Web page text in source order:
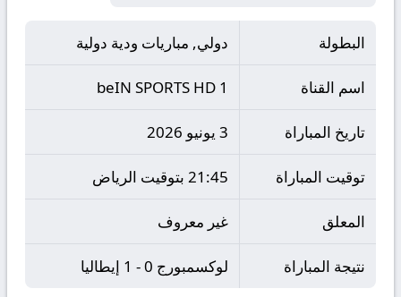
البطولة دولي, مباريات ودية دولية
اسم القناة beIN SPORTS HD 1
تاريخ المباراة 3 يونيو 2026
توقيت المباراة 21:45 بتوقيت الرياض
المعلق غير معروف
نتيجة المباراة لوكسمبورج 0 - 1 إيطاليا